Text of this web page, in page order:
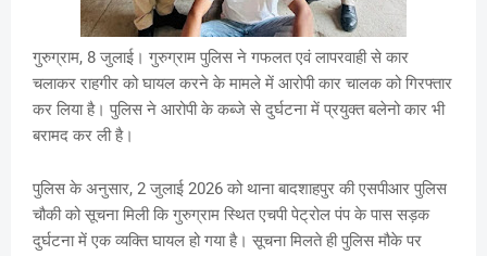
गुरुग्राम, 8 जुलाई। गुरुग्राम पुलिस ने गफलत एवं लापरवाही से कार
चलाकर राहगीर को घायल करने के मामले में आरोपी कार चालक को गिरफ्तार
कर लिया है। पुलिस ने आरोपी के कब्जे से दुर्घटना में प्रयुक्त बलेनो कार भी
बरामद कर ली है।
पुलिस के अनुसार, 2 जुलाई 2026 को थाना बादशाहपुर की एसपीआर पुलिस
चौकी को सूचना मिली कि गुरुग्राम स्थित एचपी पेट्रोल पंप के पास सड़क
दुर्घटना में एक व्यक्ति घायल हो गया है। सूचना मिलते ही पुलिस मौके पर